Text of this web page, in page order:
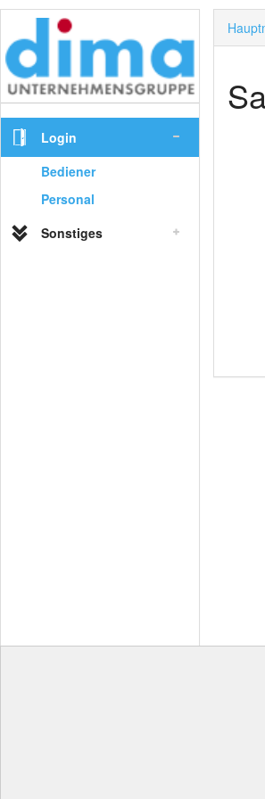
Login
Bediener
Personal
Sonstiges